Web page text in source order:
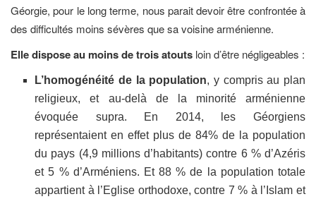
Géorgie, pour le long terme, nous parait devoir être confrontée à
des difficultés moins sévères que sa voisine arménienne.
Elle dispose au moins de trois atouts loin d’être négligeables :
L’homogénéité de la population, y compris au plan
religieux, et au-delà de la minorité arménienne
évoquée supra. En 2014, les Géorgiens
représentaient en effet plus de 84% de la population
du pays (4,9 millions d’habitants) contre 6 % d’Azéris
et 5 % d’Arméniens. Et 88 % de la population totale
appartient à l’Eglise orthodoxe, contre 7 % à l’Islam et